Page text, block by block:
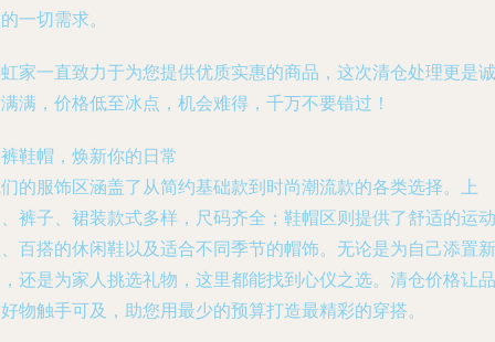
一切需求。
家一直致力于为您提供优质实惠的商品，这次清仓处理更是诚
满，价格低至冰点，机会难得，千万不要错过！
鞋帽，焕新你的日常
的服饰区涵盖了从简约基础款到时尚潮流款的各类选择。上
裤子、裙装款式多样，尺码齐全；鞋帽区则提供了舒适的运动
百搭的休闲鞋以及适合不同季节的帽饰。无论是为自己添置新
还是为家人挑选礼物，这里都能找到心仪之选。清仓价格让品
物触手可及，助您用最少的预算打造最精彩的穿搭。